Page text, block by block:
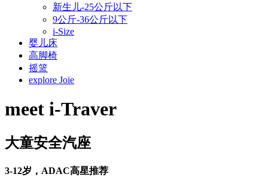
新生儿-25公斤以下
9公斤-36公斤以下
i-Size
婴儿床
高脚椅
摇篮
explore Joie
meet i-Traver
大童安全汽座
3-12岁，ADAC高星推荐